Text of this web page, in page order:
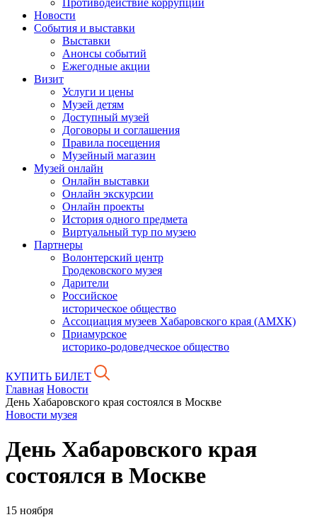
Противодействие коррупции
Новости
События и выставки
Выставки
Анонсы событий
Ежегодные акции
Визит
Услуги и цены
Музей детям
Доступный музей
Договоры и соглашения
Правила посещения
Музейный магазин
Музей онлайн
Онлайн выставки
Онлайн экскурсии
Онлайн проекты
История одного предмета
Виртуальный тур по музею
Партнеры
Волонтерский центр
Гродековского музея
Дарители
Российское
историческое общество
Ассоциация музеев Хабаровского края (АМХК)
Приамурское
историко-родоведческое общество
КУПИТЬ БИЛЕТ
Главная Новости
День Хабаровского края состоялся в Москве
Новости музея
День Хабаровского края
состоялся в Москве
15 ноября